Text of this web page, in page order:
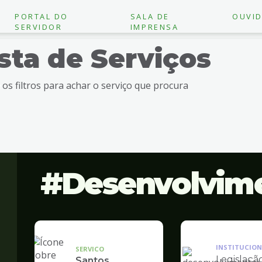
PORTAL DO
SERVIDOR
SALA DE
IMPRENSA
de Serviços
os filtros para achar o serviço que procura
SERVICO